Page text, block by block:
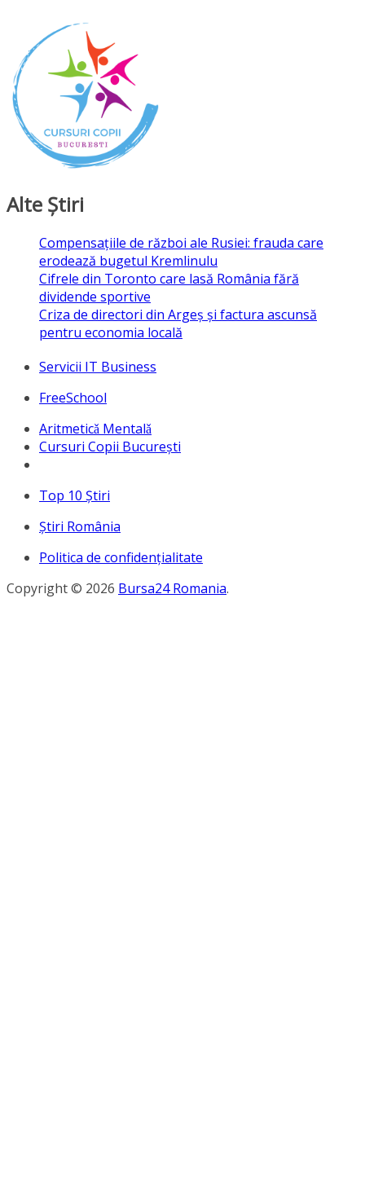
Alte Ştiri
Compensațiile de război ale Rusiei: frauda care
erodează bugetul Kremlinulu
Cifrele din Toronto care lasă România fără
dividende sportive
Criza de directori din Argeș și factura ascunsă
pentru economia locală
Servicii IT Business
FreeSchool
Aritmeticǎ Mentalǎ
Cursuri Copii București
Top 10 Ştiri
Ştiri România
Politica de confidențialitate
Copyright © 2026 Bursa24 Romania.